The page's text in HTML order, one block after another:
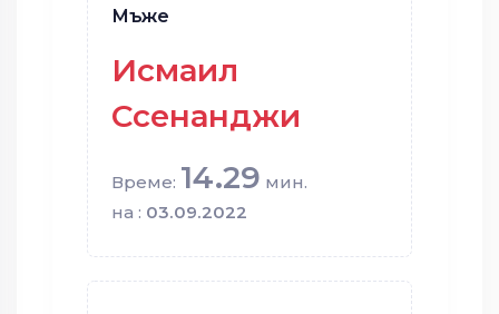
Мъже
Исмаил
Ссенанджи
Време: 14.29 мин.
на : 03.09.2022